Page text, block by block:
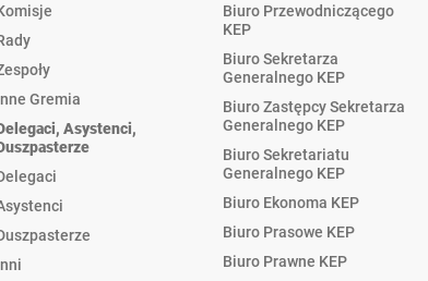
Gremia
Asystenci,
Biuro Przewodniczącego
KEP
Biuro Sekretarza
Generalnego KEP
Biuro Zastępcy Sekretarza
Generalnego KEP
Biuro Sekretariatu
Generalnego KEP
Biuro Ekonoma KEP
Biuro Prasowe KEP
Biuro Prawne KEP